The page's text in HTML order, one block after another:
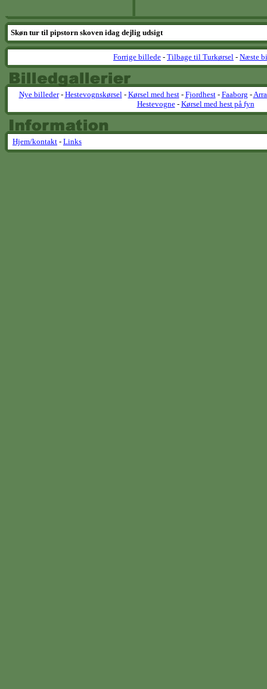
Skøn tur til pipstorn skoven idag dejlig udsigt
Forrige billede - Tilbage til Turkørsel - Næste
Nye billeder- Hestevognskørsel- Kørsel med hest- Fjordhest- Faaborg -
Hestevogne- Kørsel med hest på fyn
Hjem/kontakt - Links